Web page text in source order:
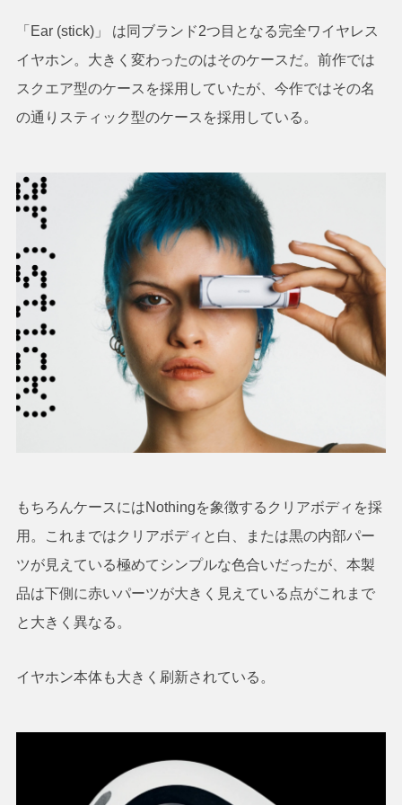
「Ear (stick)」 は同ブランド2つ目となる完全ワイヤレス
イヤホン。大きく変わったのはそのケースだ。前作では
スクエア型のケースを採用していたが、今作ではその名
の通りスティック型のケースを採用している。
もちろんケースにはNothingを象徴するクリアボディを採
用。これまではクリアボディと白、または黒の内部パー
ツが見えている極めてシンプルな色合いだったが、本製
品は下側に赤いパーツが大きく見えている点がこれまで
と大きく異なる。
イヤホン本体も大きく刷新されている。